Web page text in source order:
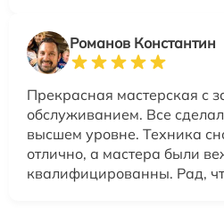
Романов Константин
Прекрасная мастерская с
обслуживанием. Все
высшем уровне. Техника
отлично, а мастера были
квалифицированны. Рад,